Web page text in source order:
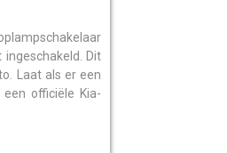
Dit
Laat als er een
officiële Kia-